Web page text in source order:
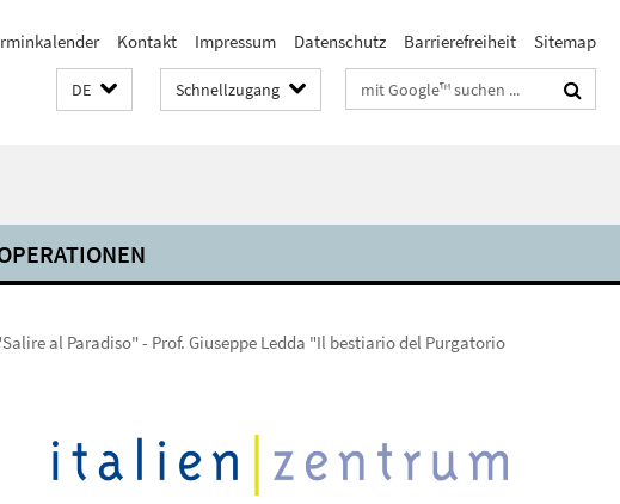
Kontakt Impressum Datenschutz Barrierefreiheit Sitemap
DE Schnellzugang Suchbegriffe
al Paradiso" - Prof. Giuseppe Ledda "Il bestiario del Purgatorio